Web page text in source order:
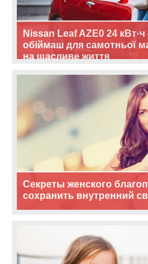
Nissan Leaf AZE0 24
обіймаш для самотньої
на щасливе життя
Секреты женского
сохранить внутренний